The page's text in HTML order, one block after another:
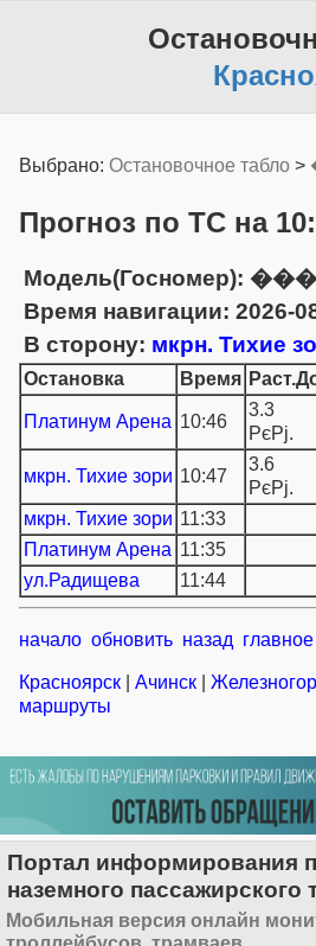
Выбрано: Остановочное табло >
Прогноз по ТС на
Модель(Госномер):
Время навигации: 2026-
В сторону: мкрн. Тихие
Остановка Время
Платинум Арена 10:46
3.3
РєРј.
мкрн. Тихие зори 10:47
3.6
РєРј.
мкрн. Тихие зори 11:33
Платинум Арена 11:35
ул.Радищева
11:44
начало обновить назад
Красноярск Ачинск
маршруты
Портал информирования
наземного пассажирского
Мобильная версия онлайн